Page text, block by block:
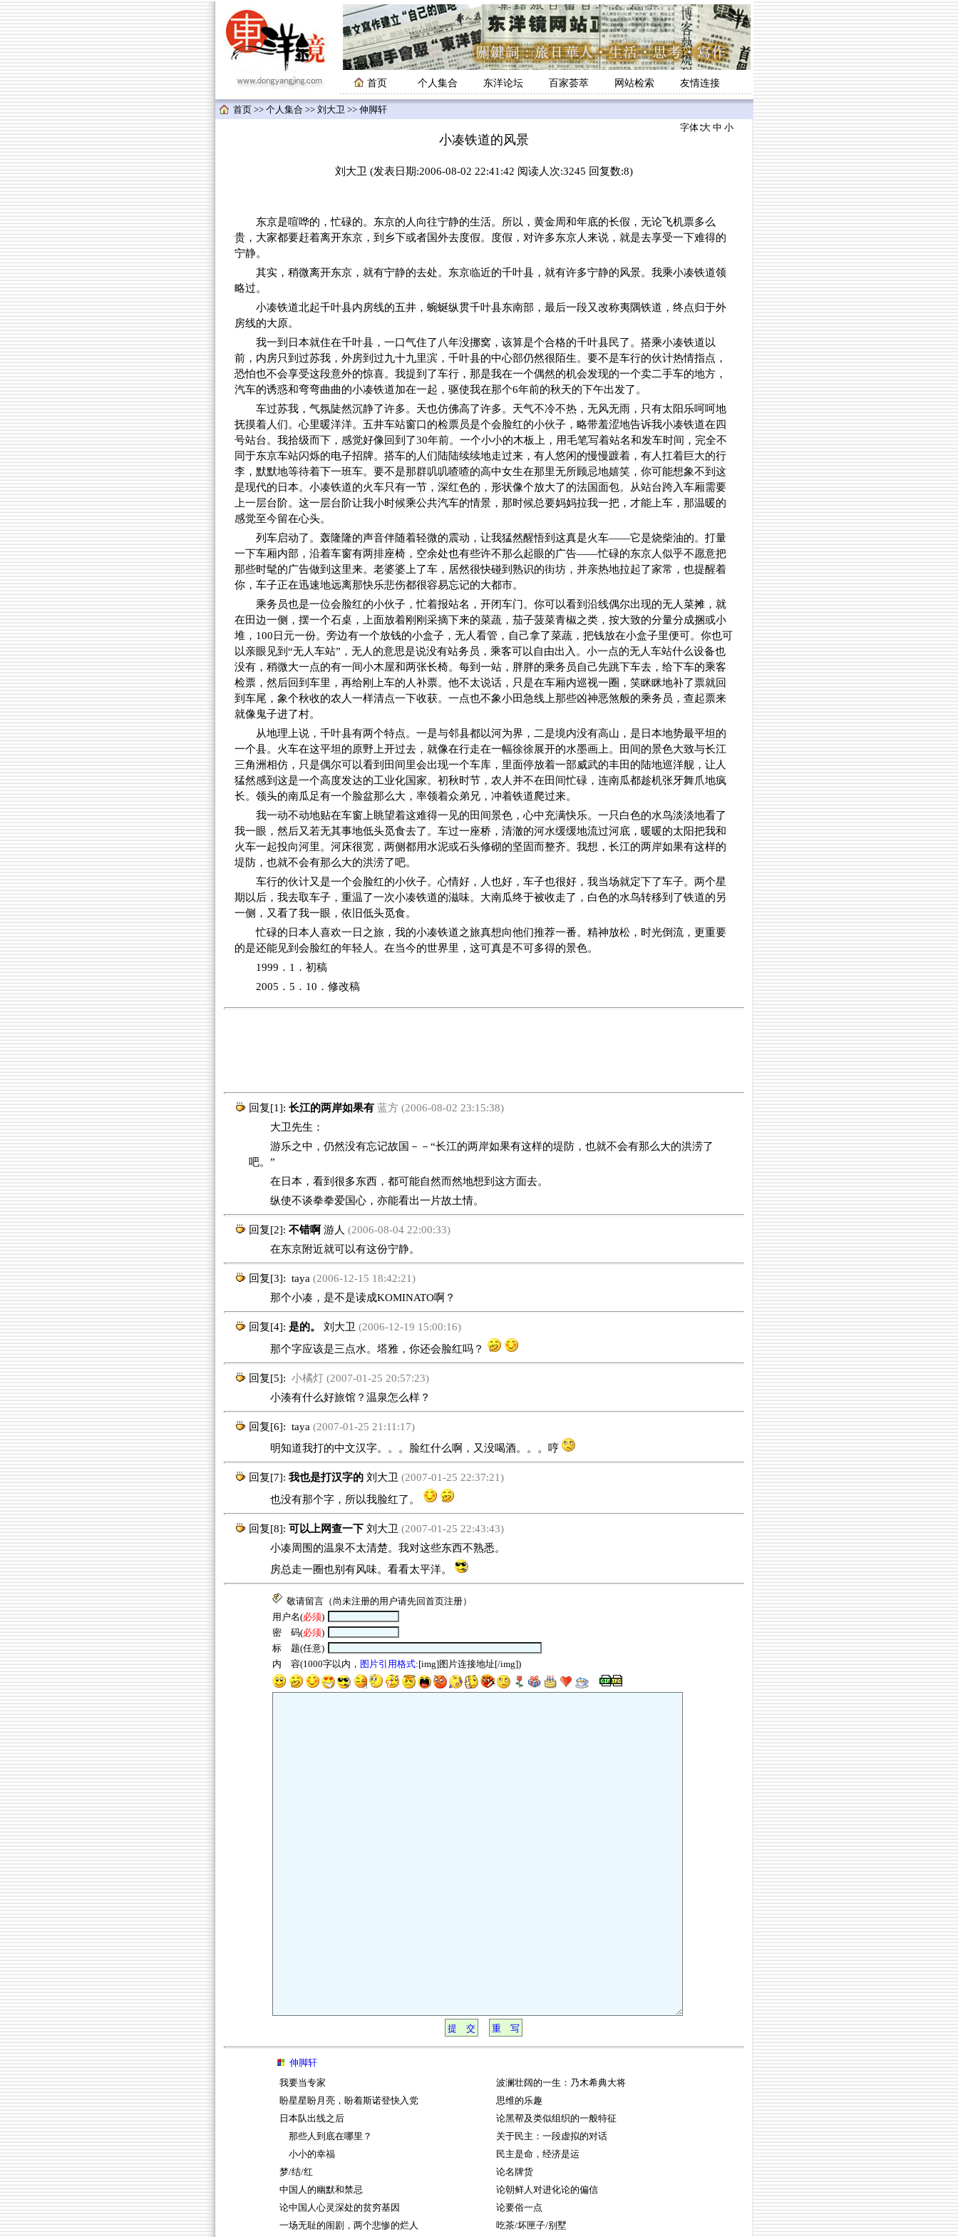
首页 个人集合 东洋论坛 百家荟萃 网站检索 友情连接
首页 >> 个人集合 >> 刘大卫 >> 伸脚轩
字体∶大 中 小
小凑铁道的风景
刘大卫 (发表日期:2006-08-02 22:41:42 阅读人次:3245 回复数:8)
东京是喧哗的，忙碌的。东京的人向往宁静的生活。所以，黄金周和年底的长假，无论飞机票多么
贵，大家都要赶着离开东京，到乡下或者国外去度假。度假，对许多东京人来说，就是去享受一下难得的
宁静。
其实，稍微离开东京，就有宁静的去处。东京临近的千叶县，就有许多宁静的风景。我乘小凑铁道领
略过。
小凑铁道北起千叶县内房线的五井，蜿蜒纵贯千叶县东南部，最后一段又改称夷隅铁道，终点归于外
房线的大原。
我一到日本就住在千叶县，一口气住了八年没挪窝，该算是个合格的千叶县民了。搭乘小凑铁道以
前，内房只到过苏我，外房到过九十九里滨，千叶县的中心部仍然很陌生。要不是车行的伙计热情指点，
恐怕也不会享受这段意外的惊喜。我提到了车行，那是我在一个偶然的机会发现的一个卖二手车的地方，
汽车的诱惑和弯弯曲曲的小凑铁道加在一起，驱使我在那个6年前的秋天的下午出发了。
车过苏我，气氛陡然沉静了许多。天也仿佛高了许多。天气不冷不热，无风无雨，只有太阳乐呵呵地
抚摸着人们。心里暖洋洋。五井车站窗口的检票员是个会脸红的小伙子，略带羞涩地告诉我小凑铁道在四
号站台。我拾级而下，感觉好像回到了30年前。一个小小的木板上，用毛笔写着站名和发车时间，完全不
同于东京车站闪烁的电子招牌。搭车的人们陆陆续续地走过来，有人悠闲的慢慢踱着，有人扛着巨大的行
李，默默地等待着下一班车。要不是那群叽叽喳喳的高中女生在那里无所顾忌地嬉笑，你可能想象不到这
是现代的日本。小凑铁道的火车只有一节，深红色的，形状像个放大了的法国面包。从站台跨入车厢需要
上一层台阶。这一层台阶让我小时候乘公共汽车的情景，那时候总要妈妈拉我一把，才能上车，那温暖的
感觉至今留在心头。
列车启动了。轰隆隆的声音伴随着轻微的震动，让我猛然醒悟到这真是火车——它是烧柴油的。打量
一下车厢内部，沿着车窗有两排座椅，空余处也有些许不那么起眼的广告——忙碌的东京人似乎不愿意把
那些时髦的广告做到这里来。老婆婆上了车，居然很快碰到熟识的街坊，并亲热地拉起了家常，也提醒着
你，车子正在迅速地远离那快乐悲伤都很容易忘记的大都市。
乘务员也是一位会脸红的小伙子，忙着报站名，开闭车门。你可以看到沿线偶尔出现的无人菜摊，就
在田边一侧，摆一个石桌，上面放着刚刚采摘下来的菜蔬，茄子菠菜青椒之类，按大致的分量分成捆或小
堆，100日元一份。旁边有一个放钱的小盒子，无人看管，自己拿了菜蔬，把钱放在小盒子里便可。你也可
以亲眼见到“无人车站”，无人的意思是说没有站务员，乘客可以自由出入。小一点的无人车站什么设备也
没有，稍微大一点的有一间小木屋和两张长椅。每到一站，胖胖的乘务员自己先跳下车去，给下车的乘客
检票，然后回到车里，再给刚上车的人补票。他不太说话，只是在车厢内巡视一圈，笑眯眯地补了票就回
到车尾，象个秋收的农人一样清点一下收获。一点也不象小田急线上那些凶神恶煞般的乘务员，查起票来
就像鬼子进了村。
从地理上说，千叶县有两个特点。一是与邻县都以河为界，二是境内没有高山，是日本地势最平坦的
一个县。火车在这平坦的原野上开过去，就像在行走在一幅徐徐展开的水墨画上。田间的景色大致与长江
三角洲相仿，只是偶尔可以看到田间里会出现一个车库，里面停放着一部威武的丰田的陆地巡洋舰，让人
猛然感到这是一个高度发达的工业化国家。初秋时节，农人并不在田间忙碌，连南瓜都趁机张牙舞爪地疯
长。领头的南瓜足有一个脸盆那么大，率领着众弟兄，冲着铁道爬过来。
我一动不动地贴在车窗上眺望着这难得一见的田间景色，心中充满快乐。一只白色的水鸟淡淡地看了
我一眼，然后又若无其事地低头觅食去了。车过一座桥，清澈的河水缓缓地流过河底，暖暖的太阳把我和
火车一起投向河里。河床很宽，两侧都用水泥或石头修砌的坚固而整齐。我想，长江的两岸如果有这样的
堤防，也就不会有那么大的洪涝了吧。
车行的伙计又是一个会脸红的小伙子。心情好，人也好，车子也很好，我当场就定下了车子。两个星
期以后，我去取车子，重温了一次小凑铁道的滋味。大南瓜终于被收走了，白色的水鸟转移到了铁道的另
一侧，又看了我一眼，依旧低头觅食。
忙碌的日本人喜欢一日之旅，我的小凑铁道之旅真想向他们推荐一番。精神放松，时光倒流，更重要
的是还能见到会脸红的年轻人。在当今的世界里，这可真是不可多得的景色。
1999．1．初稿
2005．5．10．修改稿
回复[1]: 长江的两岸如果有 蓝方 (2006-08-02 23:15:38)
大卫先生：
游乐之中，仍然没有忘记故国－－“长江的两岸如果有这样的堤防，也就不会有那么大的洪涝了
吧。”
在日本，看到很多东西，都可能自然而然地想到这方面去。
纵使不谈拳拳爱国心，亦能看出一片故土情。
回复[2]: 不错啊 游人 (2006-08-04 22:00:33)
在东京附近就可以有这份宁静。
回复[3]: taya (2006-12-15 18:42:21)
那个小凑，是不是读成KOMINATO啊？
回复[4]: 是的。 刘大卫 (2006-12-19 15:00:16)
那个字应该是三点水。塔雅，你还会脸红吗？
回复[5]: 小橘灯 (2007-01-25 20:57:23)
小湊有什么好旅馆？温泉怎么样？
回复[6]: taya (2007-01-25 21:11:17)
明知道我打的中文汉字。。。脸红什么啊，又没喝酒。。。哼
回复[7]: 我也是打汉字的 刘大卫 (2007-01-25 22:37:21)
也没有那个字，所以我脸红了。
回复[8]: 可以上网查一下 刘大卫 (2007-01-25 22:43:43)
小凑周围的温泉不太清楚。我对这些东西不熟悉。
房总走一圈也别有风味。看看太平洋。
敬请留言（尚未注册的用户请先回首页注册）
用户名(必须)
密 码(必须)
标 题(任意)
内 容(1000字以内， 图片引用格式:[img]图片连接地址[/img])
伸脚轩
我要当专家
盼星星盼月亮，盼着斯诺登快入党
日本队出线之后
那些人到底在哪里？
小小的幸福
梦/结/红
中国人的幽默和禁忌
论中国人心灵深处的贫穷基因
一场无耻的闹剧，两个悲惨的烂人
波澜壮阔的一生：乃木希典大将
思维的乐趣
论黑帮及类似组织的一般特征
关于民主：一段虚拟的对话
民主是命，经济是运
论名牌货
论朝鲜人对进化论的偏信
论要俗一点
吃茶/坏匣子/别墅